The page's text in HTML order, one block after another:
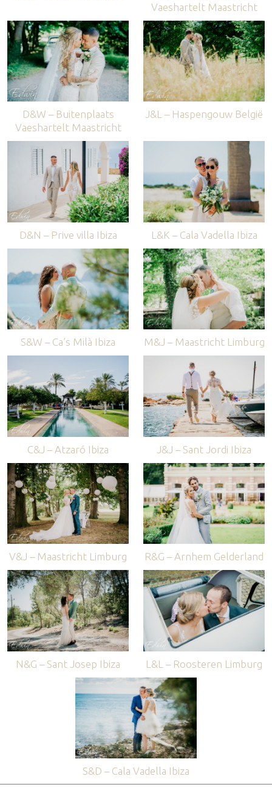
Vaeshartelt Maastricht
D&W – Buitenplaats
Vaeshartelt Maastricht
J&L – Haspengouw België
D&N – Prive villa Ibiza L&K – Cala Vadella Ibiza
S&W – Ca’s Milà Ibiza M&J – Maastricht Limburg
C&J – Atzaró Ibiza J&J – Sant Jordi Ibiza
V&J – Maastricht Limburg R&G – Arnhem Gelderland
N&G – Sant Josep Ibiza L&L – Roosteren Limburg
S&D – Cala Vadella Ibiza